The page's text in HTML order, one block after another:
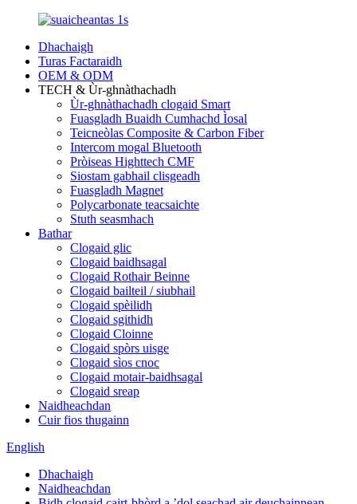
Dhachaigh
Turas Factaraidh
OEM & ODM
TECH & Ùr-ghnàthachadh
Ùr-ghnàthachadh clogaid Smart
Fuasgladh Buaidh Cumhachd Ìosal
Teicneòlas Composite & Carbon Fiber
Intercom mogal Bluetooth
Pròiseas Highttech CMF
Siostam gabhail clisgeadh
Fuasgladh Magnet
Polycarbonate teacsaichte
Stuth seasmhach
Bathar
Clogaid glic
Clogaid baidhsagal
Clogaid Rothair Beinne
Clogaid bailteil / siubhail
Clogaid spèilidh
Clogaid sgithidh
Clogaid Cloinne
Clogaid spòrs uisge
Clogaid sìos cnoc
Clogaid motair-baidhsagal
Clogaid sreap
Naidheachdan
Cuir fios thugainn
English
Dhachaigh
Naidheachdan